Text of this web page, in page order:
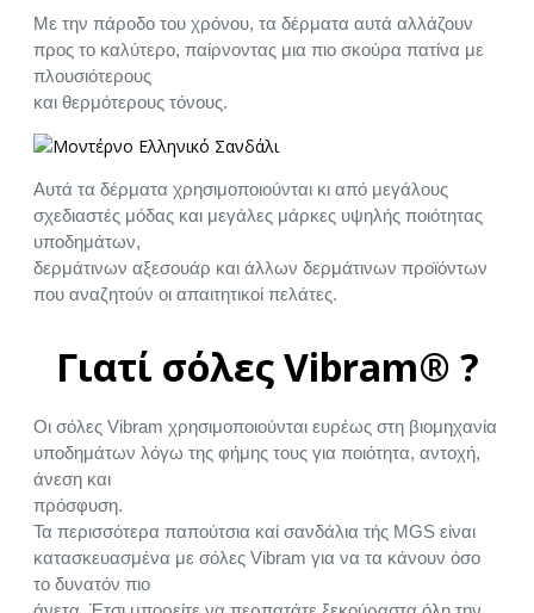
Με την πάροδο του χρόνου, τα δέρματα αυτά αλλάζουν
προς το καλύτερο, παίρνοντας μια πιο σκούρα πατίνα με
πλουσιότερους
και θερμότερους τόνους.
Αυτά τα δέρματα χρησιμοποιούνται κι από μεγάλους
σχεδιαστές μόδας και μεγάλες μάρκες υψηλής ποιότητας
υποδημάτων,
δερμάτινων αξεσουάρ και άλλων δερμάτινων προϊόντων
που αναζητούν οι απαιτητικοί πελάτες.
Γιατί σόλες Vibram® ?
Οι σόλες Vibram χρησιμοποιούνται ευρέως στη βιομηχανία
υποδημάτων λόγω της φήμης τους για ποιότητα, αντοχή,
άνεση και
πρόσφυση.
Τα περισσότερα παπούτσια καί σανδάλια τής MGS είναι
κατασκευασμένα με σόλες Vibram για να τα κάνουν όσο
το δυνατόν πιο